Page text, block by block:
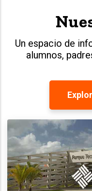
Un espacio de
alumnos,